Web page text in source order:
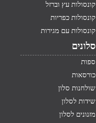
קונסולות עץ וברזל
קונסולות כפריות
קונסולות עם מגירות
סלונים
ספות
כורסאות
שולחנות סלון
שידות לסלון
מזנונים לסלון